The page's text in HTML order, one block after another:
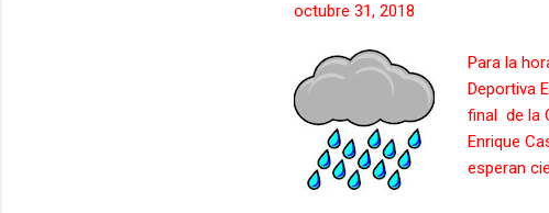
octubre 31, 2018
Para la
Deportiva
final de la
Enrique
esperan